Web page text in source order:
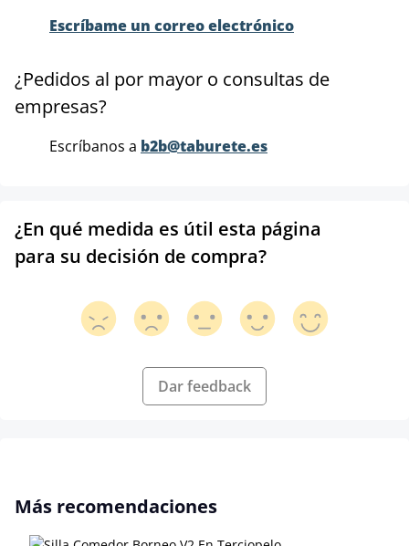
Escríbame un correo electrónico
¿Pedidos al por mayor o consultas de
empresas?
Escríbanos a b2b@taburete.es
¿En qué medida es útil esta página
para su decisión de compra?
Dar feedback
Omitir la galería de productos
Más recomendaciones